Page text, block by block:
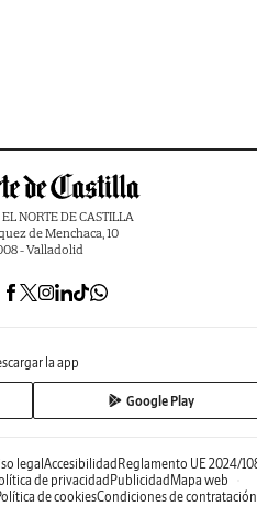
NORTE DE CASTILLA
de Menchaca, 10
- Valladolid
la app
Google Play
legal Accesibilidad Reglamento UE 2024/
de privacidad Publicidad Mapa web
de cookiesCondiciones de contratación